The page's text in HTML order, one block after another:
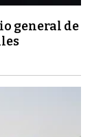
general de